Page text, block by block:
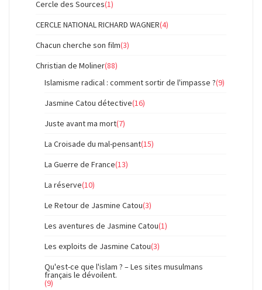
Cercle des Sources(1)
CERCLE NATIONAL RICHARD WAGNER(4)
Chacun cherche son film(3)
Christian de Moliner(88)
Islamisme radical : comment sortir de l'impasse ?(9)
Jasmine Catou détective(16)
Juste avant ma mort(7)
La Croisade du mal-pensant(15)
La Guerre de France(13)
La réserve(10)
Le Retour de Jasmine Catou(3)
Les aventures de Jasmine Catou(1)
Les exploits de Jasmine Catou(3)
Qu'est-ce que l'islam ? – Les sites musulmans
français le dévoilent.
(9)